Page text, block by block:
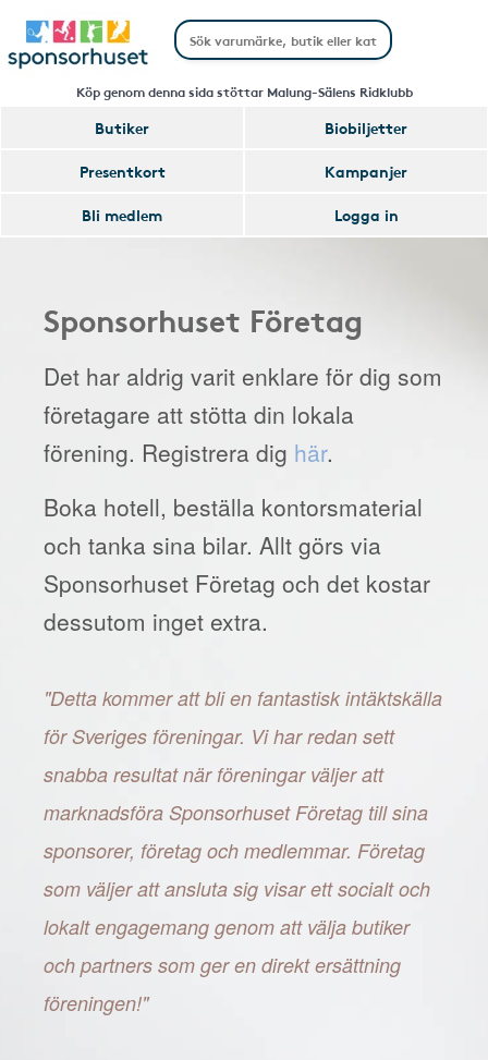
Köp genom denna sida stöttar Malung-Sälens Ridklubb
Butiker
Biobiljetter
Presentkort
Kampanjer
Bli medlem
Logga in
Sponsorhuset Företag
Det har aldrig varit enklare för dig som
företagare att stötta din lokala
förening. Registrera dig här.
Boka hotell, beställa kontorsmaterial
och tanka sina bilar. Allt görs via
Sponsorhuset Företag och det kostar
dessutom inget extra.
"Detta kommer att bli en fantastisk intäktskälla
för Sveriges föreningar. Vi har redan sett
snabba resultat när föreningar väljer att
marknadsföra Sponsorhuset Företag till sina
sponsorer, företag och medlemmar. Företag
som väljer att ansluta sig visar ett socialt och
lokalt engagemang genom att välja butiker
och partners som ger en direkt ersättning
föreningen!"